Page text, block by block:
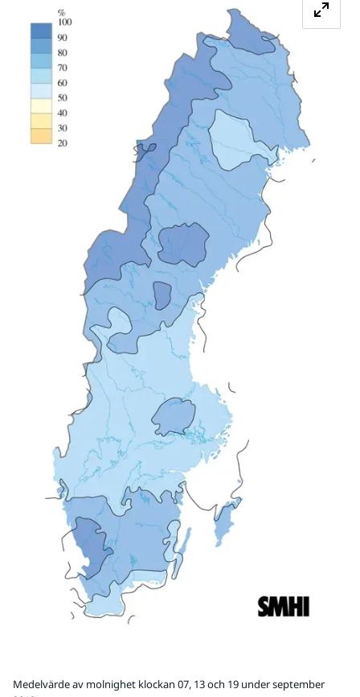
Medelvärde av molnighet klockan 07, 13 och 19 under september